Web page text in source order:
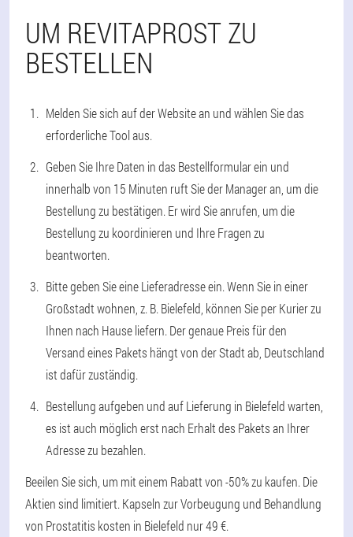
UM REVITAPROST ZU
BESTELLEN
Melden Sie sich auf der Website an und wählen Sie das
erforderliche Tool aus.
Geben Sie Ihre Daten in das Bestellformular ein und
innerhalb von 15 Minuten ruft Sie der Manager an, um die
Bestellung zu bestätigen. Er wird Sie anrufen, um die
Bestellung zu koordinieren und Ihre Fragen zu
beantworten.
Bitte geben Sie eine Lieferadresse ein. Wenn Sie in einer
Großstadt wohnen, z. B. Bielefeld, können Sie per Kurier zu
Ihnen nach Hause liefern. Der genaue Preis für den
Versand eines Pakets hängt von der Stadt ab, Deutschland
ist dafür zuständig.
Bestellung aufgeben und auf Lieferung in Bielefeld warten,
es ist auch möglich erst nach Erhalt des Pakets an Ihrer
Adresse zu bezahlen.
Beeilen Sie sich, um mit einem Rabatt von -50% zu kaufen. Die
Aktien sind limitiert. Kapseln zur Vorbeugung und Behandlung
von Prostatitis kosten in Bielefeld nur 49 €.